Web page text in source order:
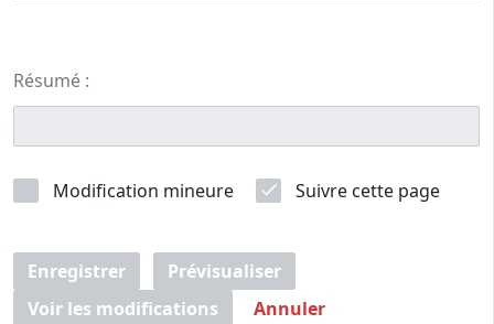
Résumé :
Modification mineure Suivre cette page
Enregistrer
Prévisualiser
Voir les modifications
Annuler